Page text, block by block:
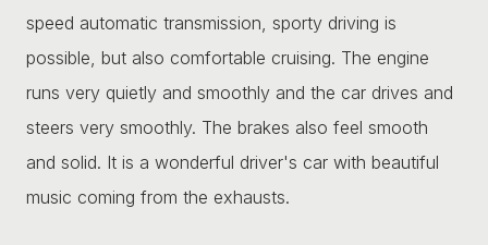
speed automatic transmission, sporty driving is
possible, but also comfortable cruising. The engine
runs very quietly and smoothly and the car drives and
steers very smoothly. The brakes also feel smooth
and solid. It is a wonderful driver's car with beautiful
music coming from the exhausts.